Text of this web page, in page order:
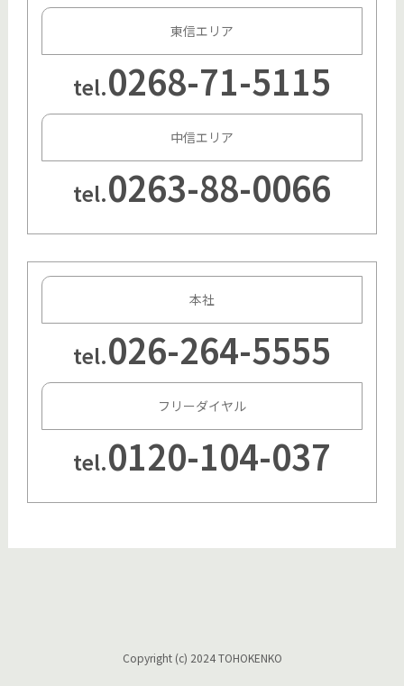
東信エリア
tel.0268-71-5115
中信エリア
tel.0263-88-0066
本社
tel.026-264-5555
フリーダイヤル
tel.0120-104-037
Copyright (c) 2024 TOHOKENKO